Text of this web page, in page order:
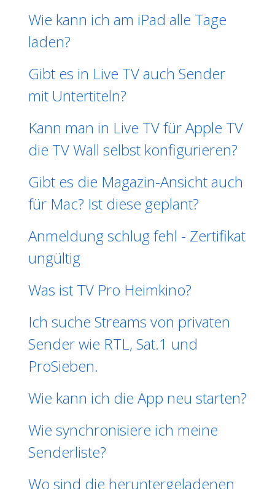
Wie kann ich am iPad alle Tage
laden?
Gibt es in Live TV auch Sender
mit Untertiteln?
Kann man in Live TV für Apple TV
die TV Wall selbst konfigurieren?
Gibt es die Magazin-Ansicht auch
für Mac? Ist diese geplant?
Anmeldung schlug fehl - Zertifikat
ungültig
Was ist TV Pro Heimkino?
Ich suche Streams von privaten
Sender wie RTL, Sat.1 und
ProSieben.
Wie kann ich die App neu starten?
Wie synchronisiere ich meine
Senderliste?
Wo sind die heruntergeladenen